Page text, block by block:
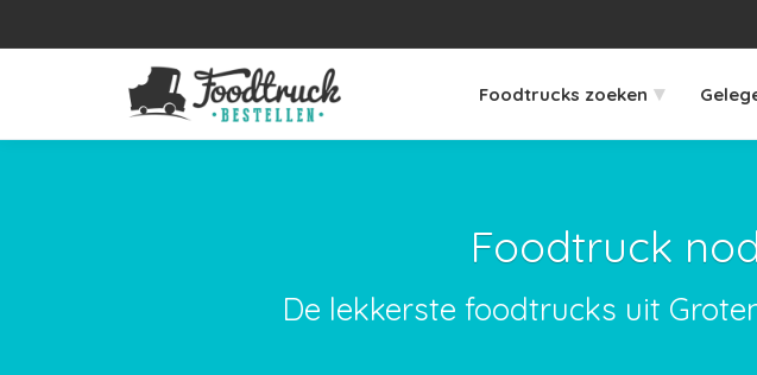
Foodtrucks zoeken ▾
Foodtruck
De lekkerste foodtrucks uit